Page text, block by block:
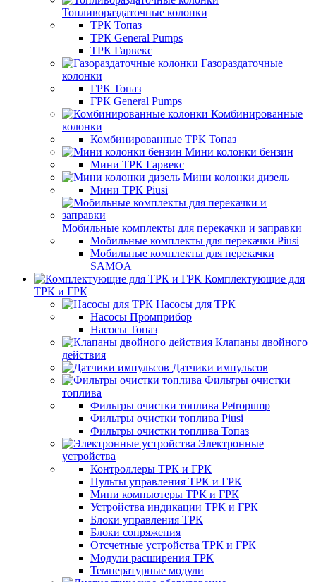
Топливораздаточные колонки
ТРК Топаз
ТРК General Pumps
ТРК Гарвекс
Газораздаточные
колонки
ГРК Топаз
ГРК General Pumps
Комбинированные
колонки
Комбинированные ТРК Топаз
Мини колонки бензин
Мини ТРК Гарвекс
Мини колонки дизель
Мини ТРК Piusi
Мобильные комплекты для перекачки и заправки
Мобильные комплекты для перекачки Piusi
Мобильные комплекты для перекачки
SAMOA
Комплектующие для
ТРК и ГРК
Насосы для ТРК
Насосы Промприбор
Насосы Топаз
Клапаны двойного
действия
Датчики импульсов
Фильтры очистки
топлива
Фильтры очистки топлива Petropump
Фильтры очистки топлива Piusi
Фильтры очистки топлива Топаз
Электронные
устройства
Контроллеры ТРК и ГРК
Пульты управления ТРК и ГРК
Мини компьютеры ТРК и ГРК
Устройства индикации ТРК и ГРК
Блоки управления ТРК
Блоки сопряжения
Отсчетные устройства ТРК и ГРК
Модули расширения ТРК
Температурные модули